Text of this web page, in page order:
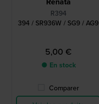
R394
394 / SR936W / SG9 / AG9
5,00 €
● En stock
Comparer